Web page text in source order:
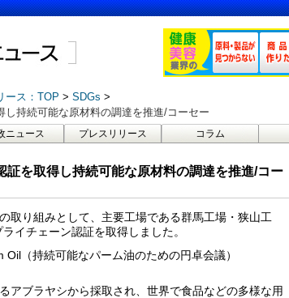
ース：TOP
SDGs
持続可能な原材料の調達を推進/コーセー
ニュース プレスリリース コラム
を取得し持続可能な原材料の調達を推進/コー
取り組みとして、主要工場である群馬工場・狭山工
イチェーン認証を取得しました。
（持続可能なパーム油のための円卓会議）
アブラヤシから採取され、世界で食品などの多様な用